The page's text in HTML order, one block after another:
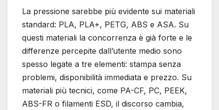
La pressione sarebbe più evidente sui materiali
standard: PLA, PLA+, PETG, ABS e ASA. Su
questi materiali la concorrenza è già forte e le
differenze percepite dall’utente medio sono
spesso legate a tre elementi: stampa senza
problemi, disponibilità immediata e prezzo. Su
materiali più tecnici, come PA-CF, PC, PEEK,
ABS-FR o filamenti ESD, il discorso cambia,